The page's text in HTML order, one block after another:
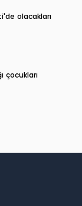
olacakları
çocukları